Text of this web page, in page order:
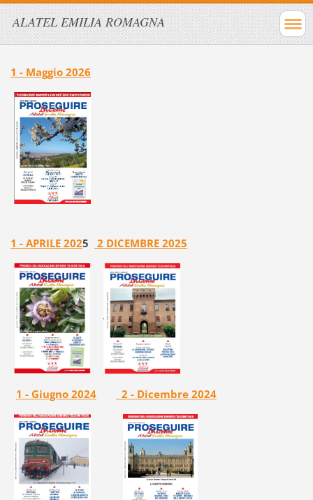
ALATEL EMILIA ROMAGNA
1 - Maggio 2026
1 - APRILE 2025 2 DICEMBRE 2025
1 - Giugno 2024 2 - Dicembre 2024